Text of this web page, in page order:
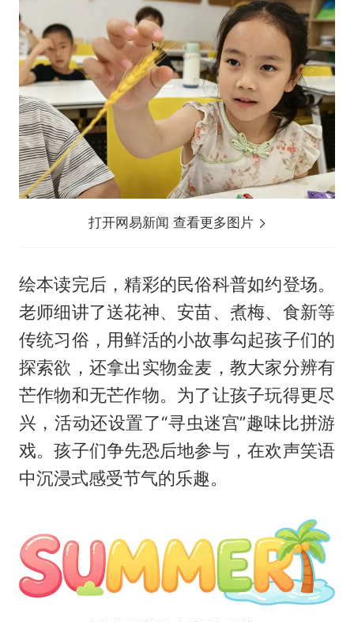
打开网易新闻 查看更多图片
绘本读完后，精彩的民俗科普如约登场。
老师细讲了送花神、安苗、煮梅、食新等
传统习俗，用鲜活的小故事勾起孩子们的
探索欲，还拿出实物金麦，教大家分辨有
芒作物和无芒作物。为了让孩子玩得更尽
兴，活动还设置了“寻虫迷宫”趣味比拼游
戏。孩子们争先恐后地参与，在欢声笑语
中沉浸式感受节气的乐趣。